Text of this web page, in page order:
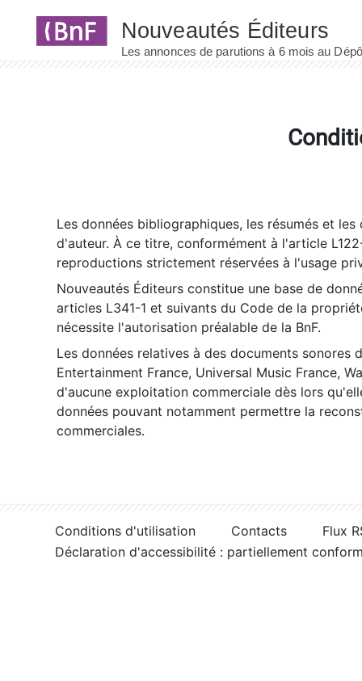
Les données bibliographiques, les résumés et
d'auteur. À ce titre, conformément à l'article
reproductions strictement réservées à l'usage
Nouveautés Éditeurs constitue une base de
articles L341-1 et suivants du Code de la
nécessite l'autorisation préalable de la BnF.
Les données relatives à des documents sonores
Entertainment France, Universal Music France,
d'aucune exploitation commerciale dès lors
données pouvant notamment permettre la
commerciales.
Conditions d'utilisation Contacts
Flux
Déclaration d'accessibilité : partiellement